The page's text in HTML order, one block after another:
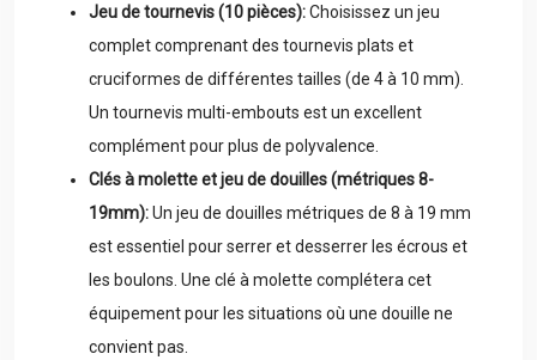
Jeu de tournevis (10 pièces):Choisissez un jeu
complet comprenant des tournevis plats et
cruciformes de différentes tailles (de 4 à 10 mm).
Un tournevis multi-embouts est un excellent
complément pour plus de polyvalence.
Clés à molette et jeu de douilles (métriques 8-
19mm):Un jeu de douilles métriques de 8 à 19 mm
est essentiel pour serrer et desserrer les écrous et
les boulons. Une clé à molette complétera cet
équipement pour les situations où une douille ne
convient pas.